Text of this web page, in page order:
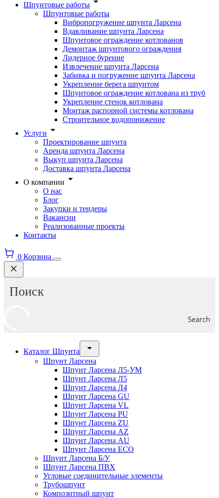
Шпунтовые работы
Шпунтовые работы
Вибропогружение шпунта Ларсена
Вдавливание шпунта Ларсена
Шпунтовое ограждение котлованов
Демонтаж шпунтового ограждения
Лидерное бурение
Извлечение шпунта Ларсена
Забивка и погружение шпунта Ларсена
Укрепление берега шпунтом
Шпунтовое ограждение котлована из труб
Укрепление стенок котлована
Монтаж распорной системы котлована
Строительное водопонижение
Услуги
Проектирование шпунта
Аренда шпунта Ларсена
Выкуп шпунта Ларсена
Доставка шпунта Ларсена
О компании
О нас
Блог
Закупки и тендеры
Вакансии
Реализованные проекты
Контакты
0 Корзина
Search
Каталог Шпунта
Шпунт Ларсена
Шпунт Ларсена Л5-УМ
Шпунт Ларсена Л5
Шпунт Ларсена Л4
Шпунт Ларсена GU
Шпунт Ларсена VL
Шпунт Ларсена PU
Шпунт Ларсена ZU
Шпунт Ларсена AZ
Шпунт Ларсена AU
Шпунт Ларсена ECO
Шпунт Ларсена Б/У
Шпунт Ларсена ПВХ
Угловые соединительные элементы
Трубошпунт
Композитный шпунт